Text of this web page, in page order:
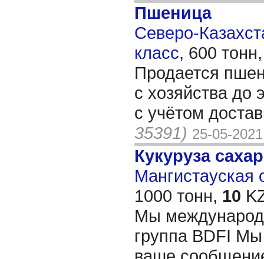
Пшеница
Северо-
класс, 600
Продается
с хозяйства до
с учётом
35391) 25-05-2021
Кукуруза
Мангистауская
1000 тонн, 10
Мы
группа BDFI Мы